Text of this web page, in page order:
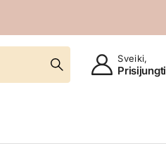
Sveiki,
Prisijungti